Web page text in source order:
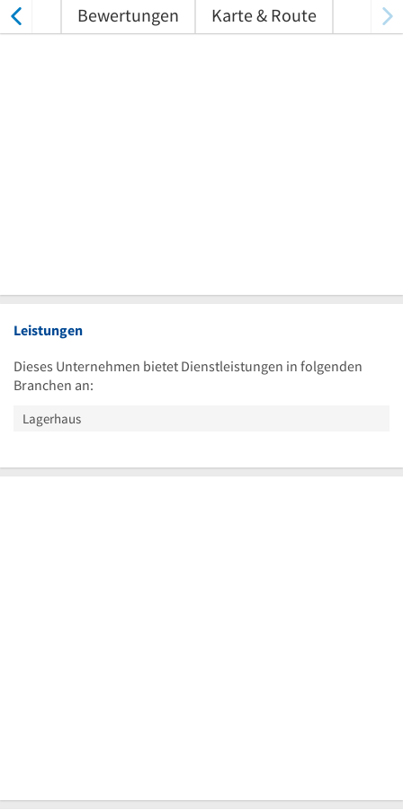
Bewertungen Karte & Route
Leistungen
Dieses Unternehmen bietet Dienstleistungen in folgenden
Branchen an:
Lagerhaus